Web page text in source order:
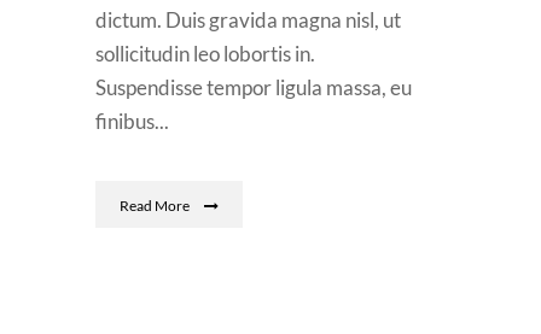
dictum. Duis gravida magna nisl, ut
sollicitudin leo lobortis in.
Suspendisse tempor ligula massa, eu
finibus...
Read More